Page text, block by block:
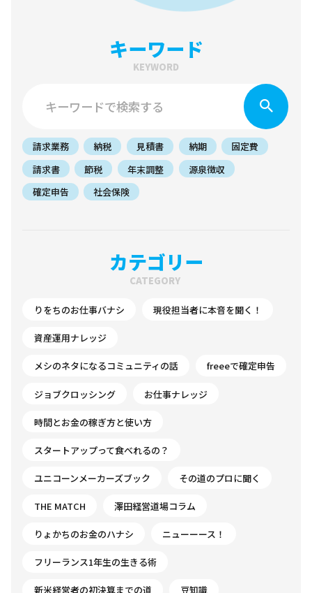
キーワード
KEYWORD
請求業務 納税 見積書 納期
固定費
請求書
節税 年末調整
源泉徴収
確定申告
社会保険
カテゴリー
CATEGORY
りをちのお仕事バナシ 現役担当者に本音を聞く！
資産運用ナレッジ
メシのネタになるコミュニティの話 freeeで確定申告
ジョブクロッシング お仕事ナレッジ
時間とお金の稼ぎ方と使い方
スタートアップって食べれるの？
ユニコーンメーカーズブック その道のプロに聞く
THE MATCH 澤田経営道場コラム
りょかちのお金のハナシ ニューーース！
フリーランス1年生の生きる術
新米経営者の初決算までの道 豆知識